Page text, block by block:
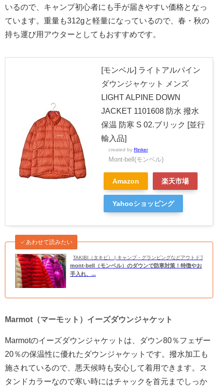
いるので、キャンプ初心者にも手が届きやすい価格となっ
ています。重量も312gと軽量になっているので、春・秋の
持ち運び用アウターとしてもおすすめです。
[モンベル] ライトアルパイン
ダウンジャケット メンズ
LIGHT ALPINE DOWN
JACKET 1101608 防水 撥水
保温 防寒 S 02.ブリック [並行
輸入品]
created by Rinker
Mont-bell(モンベル)
Amazon 楽天市場
Yahooショッピング
TAKIBI（タキビ） | キャンプ・グランピングなどアウトドアの総
✓あわせて読みたい
mont-bell（モンベル）のダウンで防寒対策！特徴やお
手入れ、...
Marmot（マーモット）イーズダウンジャケット
Marmotのイーズダウンジャケットは、ダウン80％フェザー
20％の保温性に優れたダウンジャケットです。撥水加工も
施されているので、悪天候時も安心して着用できます。ス
タンドカラーなので寒い時にはチャックを首元までしっか